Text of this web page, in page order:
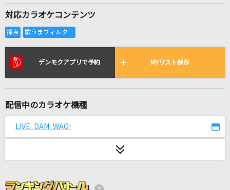
リアルタイムで歌われている曲の一覧
花が落ちたので、
[生音]君はロックを聴かない
対応カラオケコンテンツ
デンモクアプリで予約 MYリスト保存
配信中のカラオケ機種
LIVE DAM WAO!